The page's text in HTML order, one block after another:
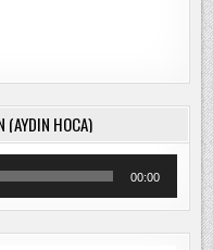
(AYDIN HOCA)
00:00